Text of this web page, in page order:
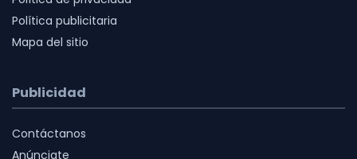
Política publicitaria
Mapa del sitio
Publicidad
Contáctanos
Anúnciate